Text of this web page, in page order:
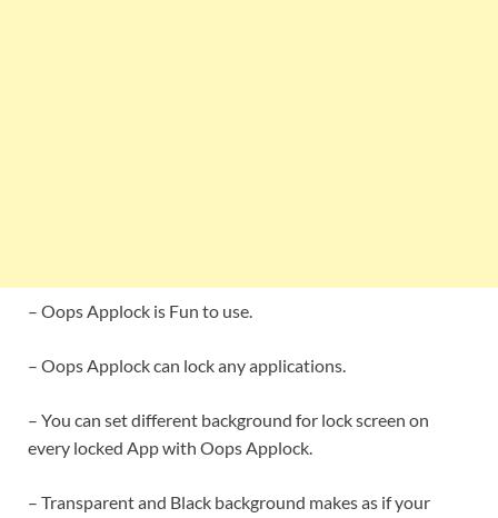
– Oops Applock is Fun to use.
– Oops Applock can lock any applications.
– You can set different background for lock screen on
every locked App with Oops Applock.
– Transparent and Black background makes as if your